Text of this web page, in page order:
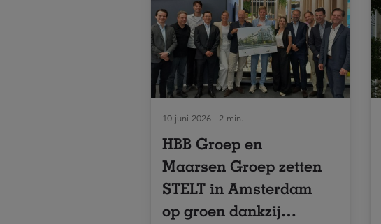
10 juni 2026 | 2 min.
HBB Groep en
Maarsen Groep zetten
STELT in Amsterdam
op groen dankzij